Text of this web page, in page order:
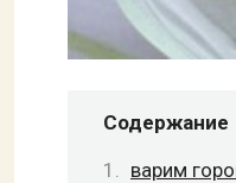
Содержание
варим